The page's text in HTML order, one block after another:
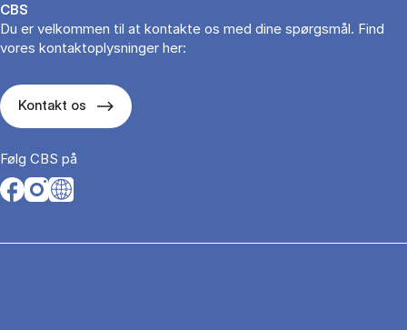
CBS
Du er velkommen til at kontakte os med dine spørgsmål. Find
vores kontaktoplysninger her:
Kontakt os
Følg CBS på
Opens in a new tab
Opens in a new tab
Opens in a new tab